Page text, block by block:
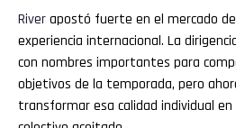
Riverapostó fuerte en el mercado
experiencia internacional. La
con nombres importantes para
objetivos de la temporada, pero
transformar esa calidad individual